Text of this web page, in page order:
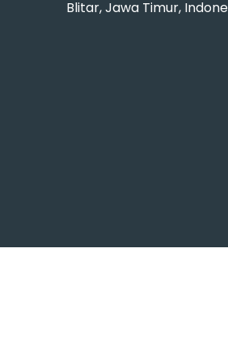
Blitar, Jawa Timur,